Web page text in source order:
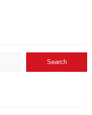
Search